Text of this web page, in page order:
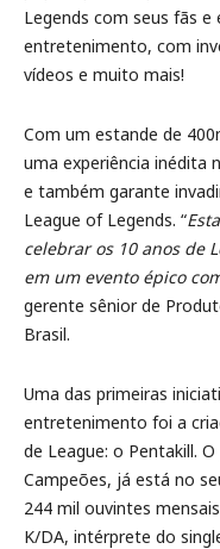
Legends com seus fãs
entretenimento, com
vídeos e muito mais!
Com um estande de
uma experiência inédita
e também garante
League of Legends. “
celebrar os 10 anos de
em um evento épico
gerente sênior de
Brasil.
Uma das primeiras
entretenimento foi a
de League: o Pentakill.
Campeões, já está no
244 mil ouvintes
K/DA, intérprete do